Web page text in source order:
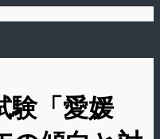
験「愛媛